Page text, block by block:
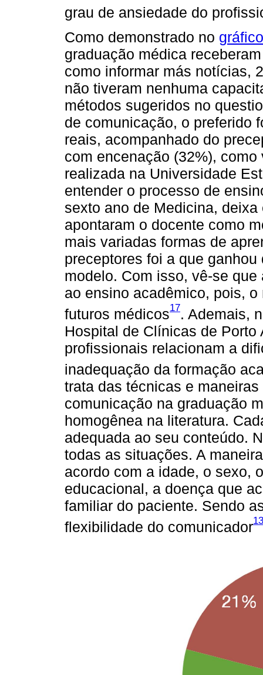
grau de ansiedade do
Como demonstrado no
graduação médica
como informar más notícias,
não tiveram nenhuma
métodos sugeridos no
de comunicação, o preferido
reais, acompanhado do
com encenação (32%),
realizada na Universidade
entender o processo de
sexto ano de Medicina,
apontaram o docente como
mais variadas formas de
preceptores foi a que
modelo. Com isso, vê-se
ao ensino acadêmico, pois,
futuros médicos17. Ademais,
Hospital de Clínicas de
profissionais relacionam a
inadequação da formação
trata das técnicas e
comunicação na graduação
homogênea na literatura.
adequada ao seu conteúdo.
todas as situações. A
acordo com a idade, o sexo,
educacional, a doença que
familiar do paciente. Sendo
flexibilidade do comunicador13